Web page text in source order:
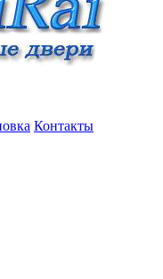
Контакты